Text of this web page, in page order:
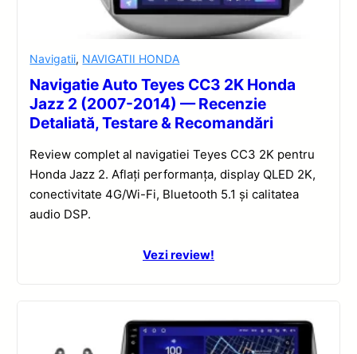
Navigatii, NAVIGATII HONDA
Navigatie Auto Teyes CC3 2K Honda
Jazz 2 (2007-2014) — Recenzie
Detaliată, Testare & Recomandări
Review complet al navigatiei Teyes CC3 2K pentru
Honda Jazz 2. Aflați performanța, display QLED 2K,
conectivitate 4G/Wi-Fi, Bluetooth 5.1 și calitatea
audio DSP.
Vezi review!